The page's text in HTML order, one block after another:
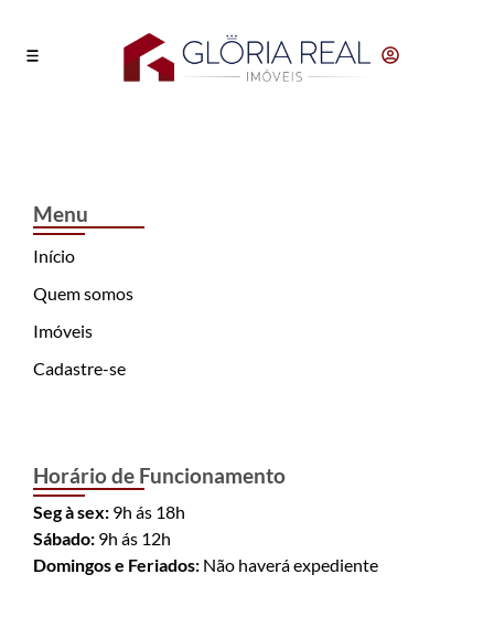
Menu
Início
Quem somos
Imóveis
Cadastre-se
Horário de Funcionamento
Seg à sex: 9h ás 18h
Sábado: 9h ás 12h
Domingos e Feriados: Não haverá expediente